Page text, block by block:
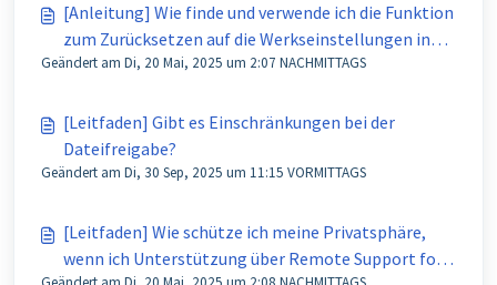
[Anleitung] Wie finde und verwende ich die Funktion
zum Zurücksetzen auf die Werkseinstellungen in
AirDroid Business?
Geändert am Di, 20 Mai, 2025 um 2:07 NACHMITTAGS
[Leitfaden] Gibt es Einschränkungen bei der
Dateifreigabe?
Geändert am Di, 30 Sep, 2025 um 11:15 VORMITTAGS
[Leitfaden] Wie schütze ich meine Privatsphäre,
wenn ich Unterstützung über Remote Support for